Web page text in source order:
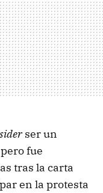
ser un
fue
tras la carta
en la protesta